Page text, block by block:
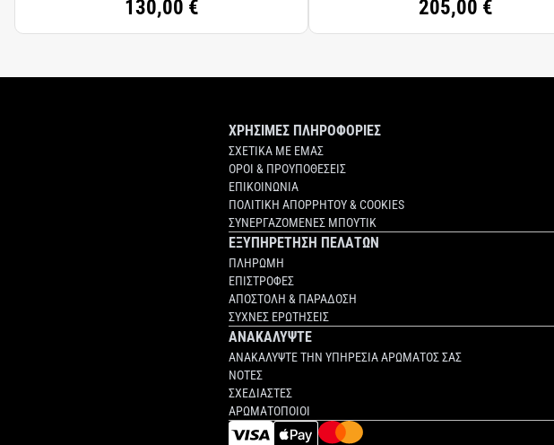
130,00 € 205,00 €
ΧΡΗΣΙΜΕΣ ΠΛΗΡΟΦΟΡΙΕΣ
ΣΧΕΤΙΚΑ ΜΕ ΕΜΑΣ
ΟΡΟΙ & ΠΡΟΥΠΟΘΕΣΕΙΣ
ΕΠΙΚΟΙΝΩΝΙΑ
ΠΟΛΙΤΙΚΗ ΑΠΟΡΡΗΤΟΥ & COOKIES
ΣΥΝΕΡΓΑΖΟΜΕΝΕΣ ΜΠΟΥΤΙΚ
ΕΞΥΠΗΡΕΤΗΣΗ ΠΕΛΑΤΩΝ
ΠΛΗΡΩΜΗ
ΕΠΙΣΤΡΟΦΕΣ
ΑΠΟΣΤΟΛΗ & ΠΑΡΑΔΟΣΗ
ΣΥΧΝΕΣ ΕΡΩΤΗΣΕΙΣ
ΑΝΑΚΑΛΥΨΤΕ
ΑΝΑΚΑΛΥΨΤΕ ΤΗΝ ΥΠΗΡΕΣΙΑ ΑΡΩΜΑΤΟΣ ΣΑΣ
ΝΟΤΕΣ
ΣΧΕΔΙΑΣΤΕΣ
ΑΡΩΜΑΤΟΠΟΙΟΙ